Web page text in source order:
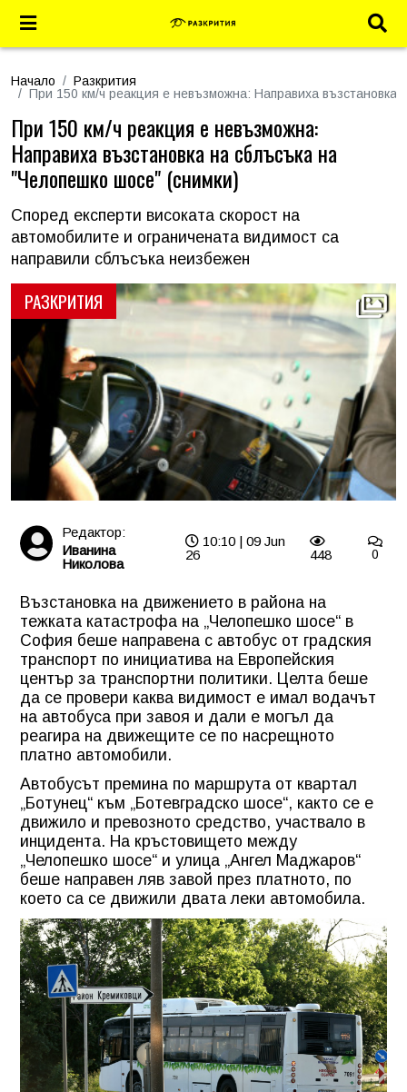
Начало
Разкрития
При 150 км/ч реакция е невъзможна: Направиха
РАЗКРИТИЯ
При 150 км/ч реакция е невъзможна:
Направиха възстановка на сблъсъка на
"Челопешко шосе" (снимки)
Според експерти високата скорост на
автомобилите и ограничената видимост са
направили сблъсъка неизбежен
Редактор:
Иванина
Николова
10:10 | 09 Jun
26
448 0
Възстановка на движението в района на
тежката катастрофа на „Челопешко шосе“ в
София беше направена с автобус от градския
транспорт по инициатива на Европейския
център за транспортни политики. Целта беше
да се провери каква видимост е имал водачът
на автобуса при завоя и дали е могъл да
реагира на движещите се по насрещното
платно автомобили.
Автобусът премина по маршрута от квартал
„Ботунец“ към „Ботевградско шосе“, както се е
движило и превозното средство, участвало в
инцидента. На кръстовището между
„Челопешко шосе“ и улица „Ангел Маджаров“
беше направен ляв завой през платното, по
което са се движили двата леки автомобила.